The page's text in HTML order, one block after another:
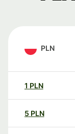
PLN
1 PLN
5 PLN